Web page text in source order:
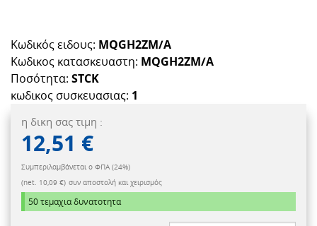
Κωδικός ειδους: MQGH2ZM/A
Κωδικος κατασκευαστη: MQGH2ZM/A
Ποσότητα: STCK
κωδικος συσκευασιας: 1
η δικη σας τιμη :
12,51 €
Συμπεριλαμβάνεται ο ΦΠΑ (24%)
(net. 10,09 €) συν αποστολή και χειρισμός
50 τεμαχιαδυνατοτητα